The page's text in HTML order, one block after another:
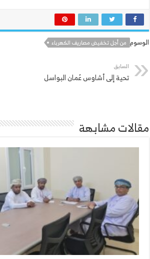
الوسوم من أجل تخفيض مصاريف الكهرباء
السابق
تحية إلى أشاوس عُمان البواسل
مقالات مشابهة